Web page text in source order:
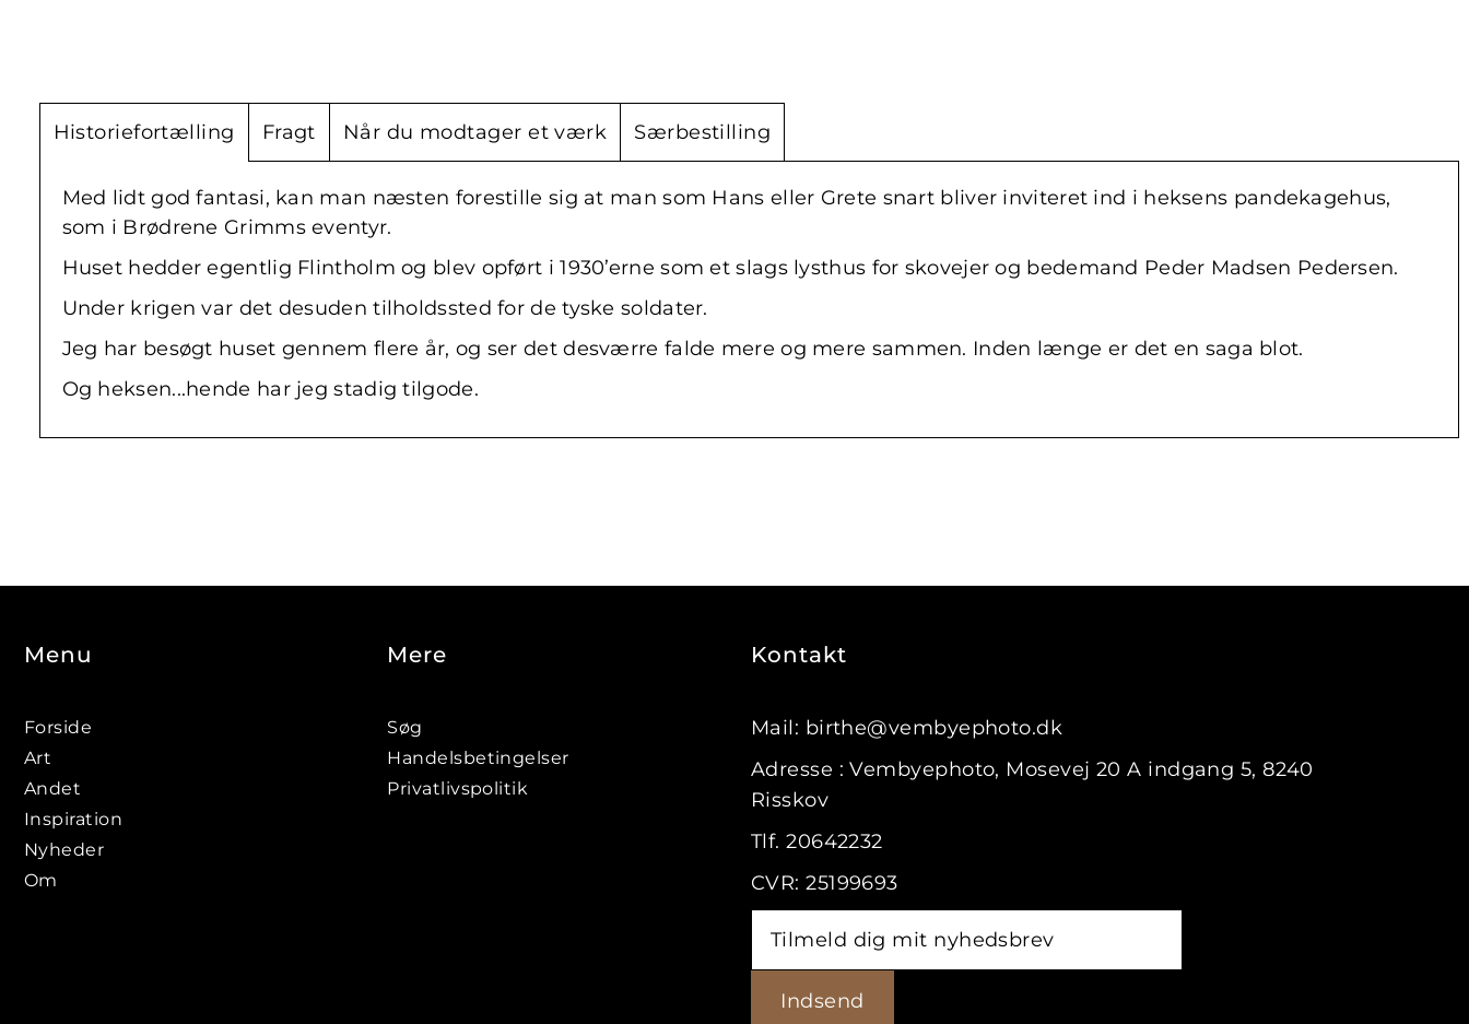
Historiefortælling Fragt Når du modtager et værk Særbestilling
Med lidt god fantasi, kan man næsten forestille sig at man som Hans eller Grete snart bliver inviteret ind i heksens pandekagehus,
som i Brødrene Grimms eventyr.
Huset hedder egentlig Flintholm og blev opført i 1930’erne som et slags lysthus for skovejer og bedemand Peder Madsen Pedersen.
Under krigen var det desuden tilholdssted for de tyske soldater.
Jeg har besøgt huset gennem flere år, og ser det desværre falde mere og mere sammen. Inden længe er det en saga blot.
Og heksen...hende har jeg stadig tilgode.
Menu
Forside
Art
Andet
Inspiration
Nyheder
Om
Mere
Søg
Handelsbetingelser
Privatlivspolitik
Kontakt
Mail: birthe@vembyephoto.dk
Adresse : Vembyephoto, Mosevej 20 A indgang 5, 8240
Risskov
Tlf. 20642232
CVR: 25199693